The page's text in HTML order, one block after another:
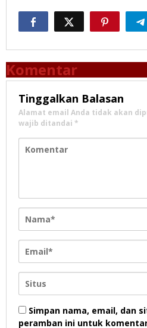
Komentar
Tinggalkan Balasan
Alamat email Anda tidak akan
wajib ditandai *
Simpan nama, email, dan
peramban ini untuk